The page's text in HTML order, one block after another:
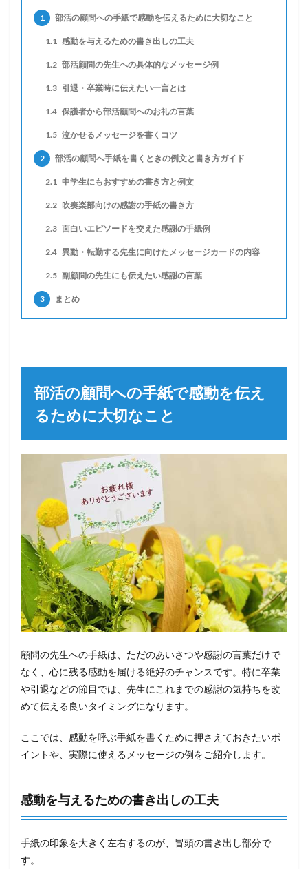
1 部活の顧問への手紙で感動を伝えるために大切なこと
1.1 感動を与えるための書き出しの工夫
1.2 部活顧問の先生への具体的なメッセージ例
1.3 引退・卒業時に伝えたい一言とは
1.4 保護者から部活顧問へのお礼の言葉
1.5 泣かせるメッセージを書くコツ
2 部活の顧問へ手紙を書くときの例文と書き方ガイド
2.1 中学生にもおすすめの書き方と例文
2.2 吹奏楽部向けの感謝の手紙の書き方
2.3 面白いエピソードを交えた感謝の手紙例
2.4 異動・転勤する先生に向けたメッセージカードの内容
2.5 副顧問の先生にも伝えたい感謝の言葉
3 まとめ
部活の顧問への手紙で感動を伝え
るために大切なこと
顧問の先生への手紙は、ただのあいさつや感謝の言葉だけで
なく、心に残る感動を届ける絶好のチャンスです。特に卒業
や引退などの節目では、先生にこれまでの感謝の気持ちを改
めて伝える良いタイミングになります。
ここでは、感動を呼ぶ手紙を書くために押さえておきたいポ
イントや、実際に使えるメッセージの例をご紹介します。
感動を与えるための書き出しの工夫
手紙の印象を大きく左右するのが、冒頭の書き出し部分で
す。